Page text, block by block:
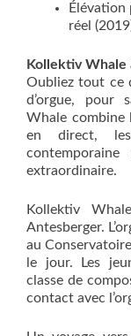
réel
Kollektiv Whale
Oubliez tout ce
d’orgue, pour
Whale combine
en direct,
extraordinaire.
Kollektiv
Antesberger.
au
le jour. Les
classe de
contact avec